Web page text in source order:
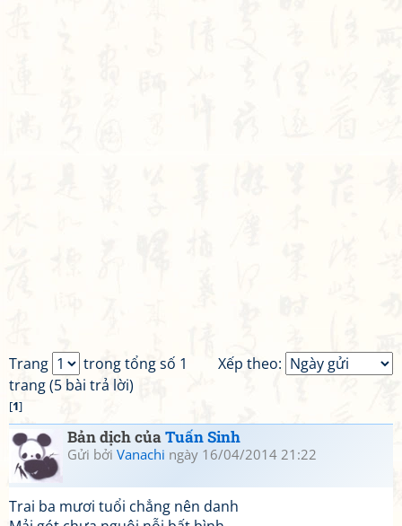
Xếp theo:
Trang
trong tổng số 1
trang (5 bài trả lời)
[1]
Bản dịch củaTuấn Sinh
Gửi bởi Vanachi ngày 16/04/2014 21:22
Trai ba mươi tuổi chẳng nên danh